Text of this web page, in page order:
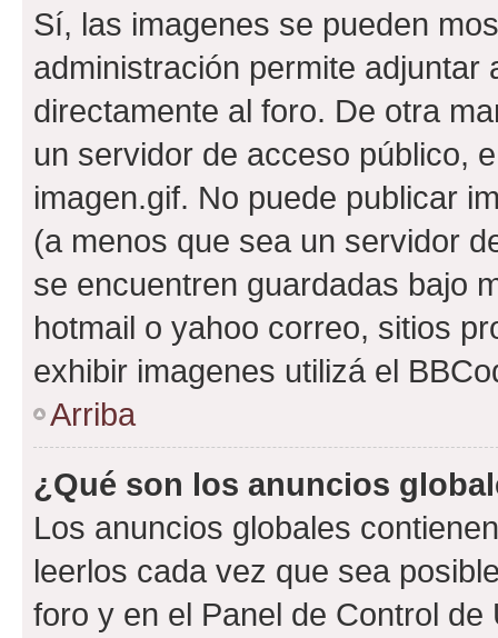
Sí, las imagenes se pueden
administración permite
directamente al foro. De otra
un servidor de acceso público,
imagen.gif. No puede publicar
(a menos que sea un servidor
se encuentren guardadas bajo
hotmail o yahoo correo, sitios
exhibir imagenes utilizá el
Arriba
¿Qué son los anuncios
Los anuncios globales
leerlos cada vez que sea
foro y en el Panel de Control